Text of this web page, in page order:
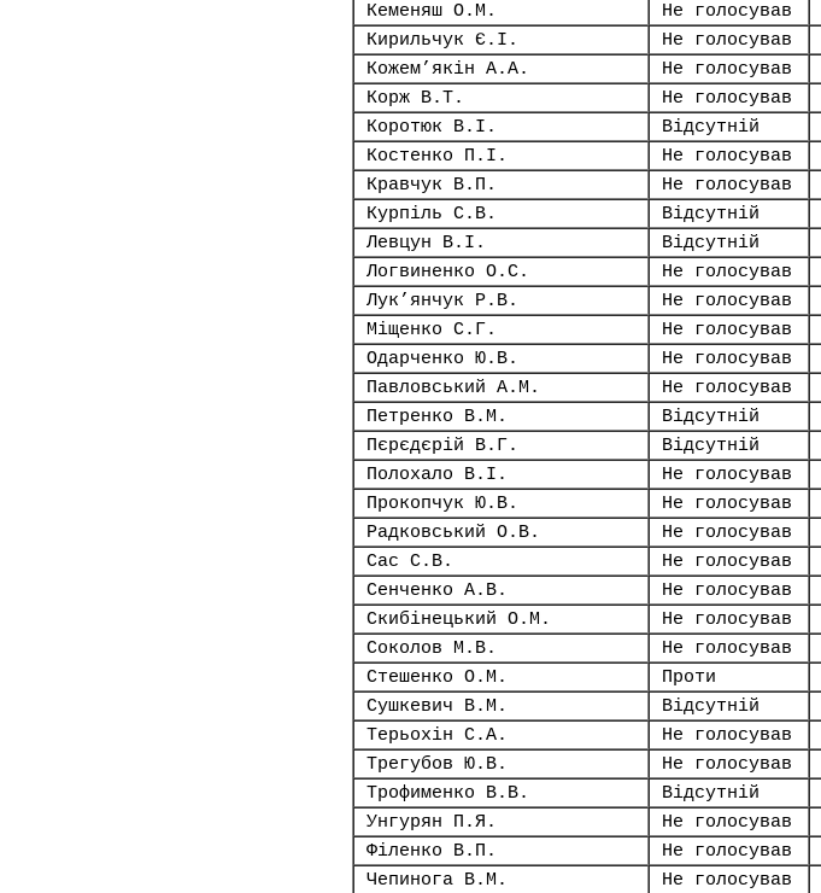
Кеменяш О.М.
Не голосував
Кирильчук Є.І.
Не голосував
Кожем’якін А.А.
Не голосував
Корж В.Т.
Не голосував
Коротюк В.І.
Відсутній
Костенко П.І.
Не голосував
Кравчук В.П.
Не голосував
Курпіль С.В.
Відсутній
Левцун В.І.
Відсутній
Логвиненко О.С.
Не голосував
Лук’янчук Р.В.
Не голосував
Міщенко С.Г.
Не голосував
Одарченко Ю.В.
Не голосував
Павловський А.М.
Не голосував
Петренко В.М.
Відсутній
Пєрєдєрій В.Г.
Відсутній
Полохало В.І.
Не голосував
Прокопчук Ю.В.
Не голосував
Радковський О.В.
Не голосував
Сас С.В.
Не голосував
Сенченко А.В.
Не голосував
Скибінецький О.М.
Не голосував
Соколов М.В.
Не голосував
Стешенко О.М.
Проти
Сушкевич В.М.
Відсутній
Терьохін С.А.
Не голосував
Трегубов Ю.В.
Не голосував
Трофименко В.В.
Відсутній
Унгурян П.Я.
Не голосував
Філенко В.П.
Не голосував
Чепинога В.М.
Не голосував